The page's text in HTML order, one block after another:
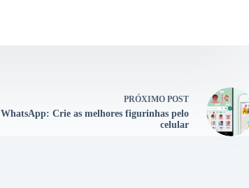
PRÓXIMO POST
WhatsApp: Crie as melhores figurinhas pelo
celular